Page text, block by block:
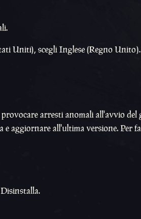
Uniti), scegli Inglese (Regno Unito).
arresti anomali all'avvio del
e aggiornare all'ultima versione. Per